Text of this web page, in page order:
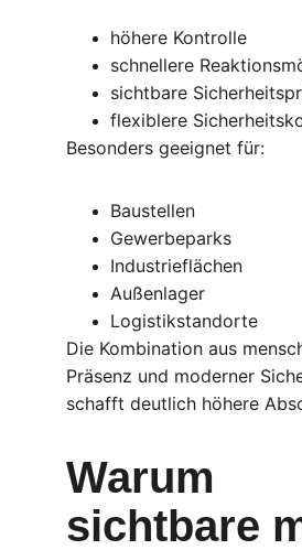
höhere Kontrolle
schnellere
sichtbare
flexiblere
Besonders geeignet für:
Baustellen
Gewerbeparks
Industrieflächen
Außenlager
Logistikstandorte
Die Kombination aus
Präsenz und moderner
schafft deutlich höhere
Warum
sichtbare